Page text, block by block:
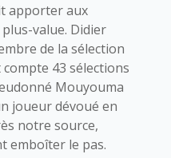
apporter aux
value. Didier
de la sélection
43 sélections
Mouyouma
joueur dévoué en
notre source,
emboîter le pas.